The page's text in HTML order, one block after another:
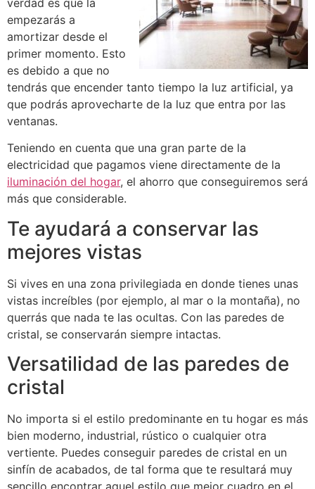
verdad es que la
empezarás a
amortizar desde el
primer momento. Esto
es debido a que no
tendrás que encender tanto tiempo la luz artificial, ya
que podrás aprovecharte de la luz que entra por las
ventanas.
Teniendo en cuenta que una gran parte de la
electricidad que pagamos viene directamente de la
iluminación del hogar, el ahorro que conseguiremos será
más que considerable.
Te ayudará a conservar las
mejores vistas
Si vives en una zona privilegiada en donde tienes unas
vistas increíbles (por ejemplo, al mar o la montaña), no
querrás que nada te las ocultas. Con las paredes de
cristal, se conservarán siempre intactas.
Versatilidad de las paredes de
cristal
No importa si el estilo predominante en tu hogar es más
bien moderno, industrial, rústico o cualquier otra
vertiente. Puedes conseguir paredes de cristal en un
sinfín de acabados, de tal forma que te resultará muy